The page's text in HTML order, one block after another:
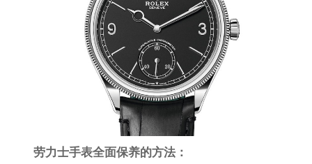
劳力士手表全面保养的方法：